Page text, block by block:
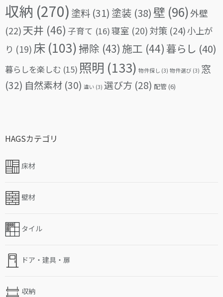
収納 (270) 塗料 (31) 塗装 (38) 壁 (96)外壁
(22)天井 (46) 子育て (16)寝室 (20) 対策 (24)小上が
り (19) 床 (103)掃除 (43) 施工 (44) 暮らし (40)
暮らしを楽しむ (15) 照明 (133) 物件探し (3) 物件選び (3) 窓
(32) 自然素材 (30) 違い (3) 選び方 (28) 配管(6)
HAGSカテゴリ
床材
壁材
タイル
ドア・建具・扉
収納